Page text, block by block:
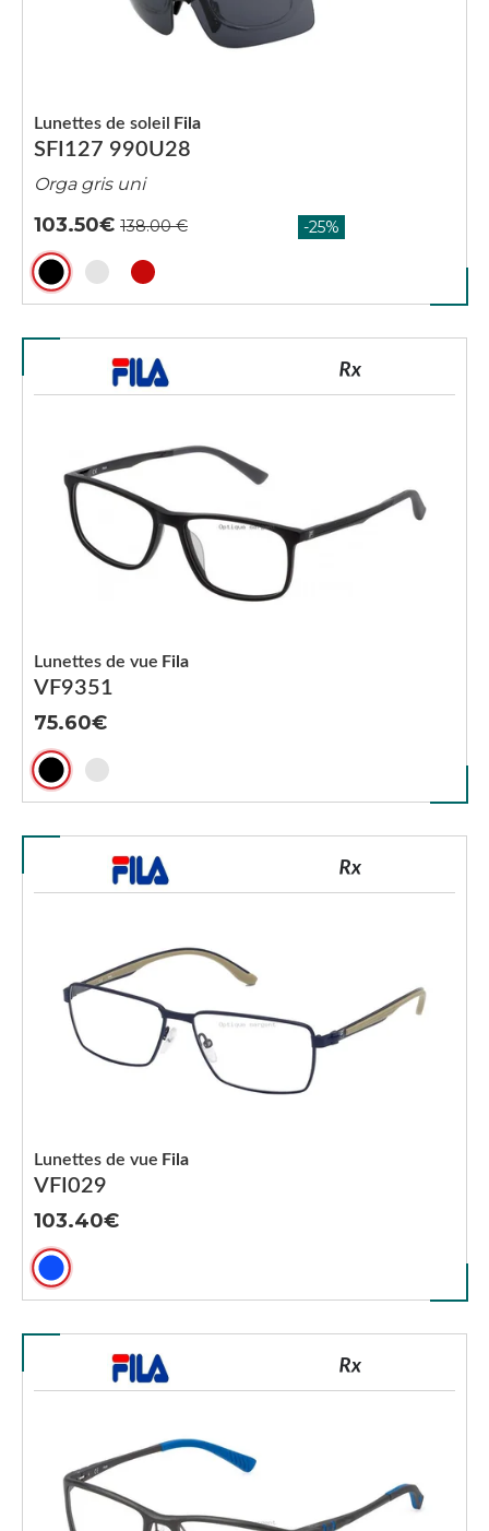
SFI127 990U28
Lunettes de soleil Fila
Orga gris uni
103.50
VF9351
Lunettes de vue Fila
75.60
VFI029
Lunettes de vue Fila
103.40